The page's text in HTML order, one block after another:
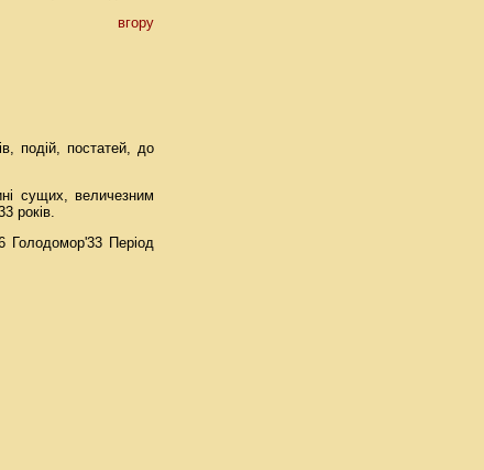
вгору
подій, постатей, до
сущих, величезним
років.
Голодомор'33 Період